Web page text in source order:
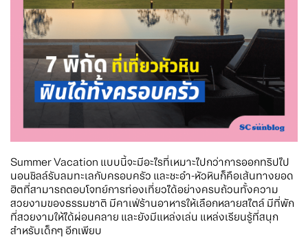
Summer Vacation แบบนี้จะมีอะไรที่เหมาะไปกว่าการออกทริปไป
นอนชิลล์รับลมทะเลกับครอบครัว และชะอำ-หัวหินก็คือเส้นทางยอด
ฮิตที่สามารถตอบโจทย์การท่องเที่ยวได้อย่างครบถ้วนทั้งความ
สวยงามของธรรมชาติ มีคาเฟ่ร้านอาหารให้เลือกหลายสไตล์ มีที่พัก
ที่สวยงามให้ได้ผ่อนคลาย และยังมีแหล่งเล่น แหล่งเรียนรู้ที่สนุก
สำหรับเด็กๆ อีกเพียบ